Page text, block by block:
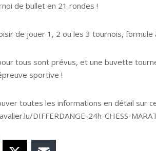
de bullet en 21 rondes !
de jouer 1, 2 ou les 3 tournois, formule
tous sont prévus, et une buvette
sportive !
toutes les informations en détail sur
DIFFERDANGE-24h-CHESS-